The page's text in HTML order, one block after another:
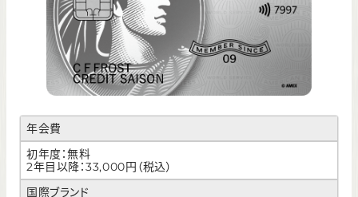
年会費
初年度：無料
2年目以降：33,000円（税込）
国際ブランド